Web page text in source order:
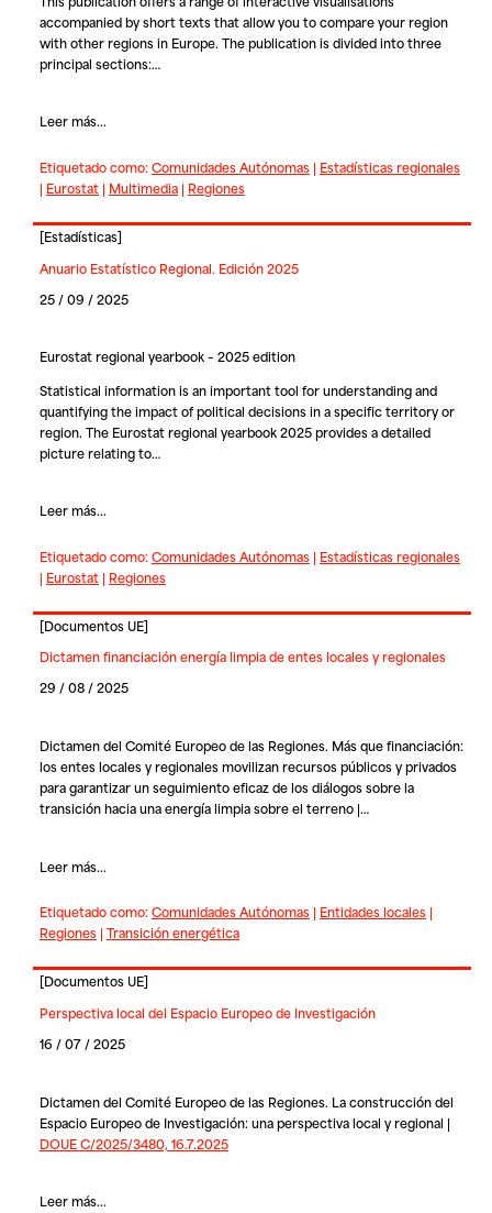
accompanied by short texts that allow you to compare your region
with other regions in Europe. The publication is divided into three
principal sections:…
Leer más...
Etiquetado como:Comunidades Autónomas| Estadísticas regionales
| Eurostat| Multimedia| Regiones
[Estadísticas]
Anuario Estatístico Regional. Edición 2025
25 / 09 / 2025
Eurostat regional yearbook – 2025 edition
Statistical information is an important tool for understanding and
quantifying the impact of political decisions in a specific territory or
region. The Eurostat regional yearbook 2025 provides a detailed
picture relating to…
Leer más...
Etiquetado como:Comunidades Autónomas| Estadísticas regionales
| Eurostat| Regiones
[Documentos UE]
Dictamen financiación energía limpia de entes locales y regionales
29 / 08 / 2025
Dictamen del Comité Europeo de las Regiones. Más que financiación:
los entes locales y regionales movilizan recursos públicos y privados
para garantizar un seguimiento eficaz de los diálogos sobre la
transición hacia una energía limpia sobre el terreno |…
Leer más...
Etiquetado como:Comunidades Autónomas| Entidades locales|
Regiones| Transición energética
[Documentos UE]
Perspectiva local del Espacio Europeo de Investigación
16 / 07 / 2025
Dictamen del Comité Europeo de las Regiones. La construcción del
Espacio Europeo de Investigación: una perspectiva local y regional |
DOUE C/2025/3480, 16.7.2025
Leer más...